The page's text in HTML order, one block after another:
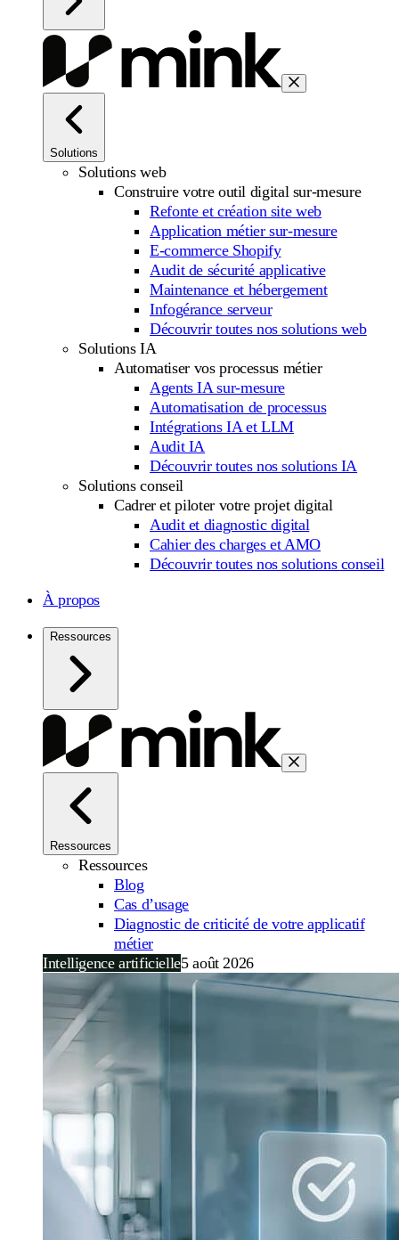
Solutions
Solutions web
Construire votre outil digital sur-mesure
Refonte et création site web
Application métier sur-mesure
E-commerce Shopify
Audit de sécurité applicative
Maintenance et hébergement
Infogérance serveur
Découvrir toutes nos solutions web
Solutions IA
Automatiser vos processus métier
Agents IA sur-mesure
Automatisation de processus
Intégrations IA et LLM
Audit IA
Découvrir toutes nos solutions IA
Solutions conseil
Cadrer et piloter votre projet digital
Audit et diagnostic digital
Cahier des charges et AMO
Découvrir toutes nos solutions conseil
À propos
Ressources
Ressources
Ressources
Blog
Cas d’usage
Diagnostic de criticité de votre applicatif
métier
Intelligence artificielle5 août 2026